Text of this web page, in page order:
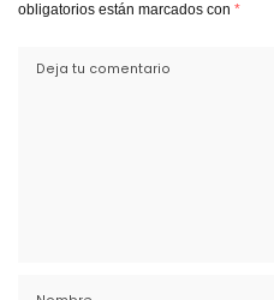
obligatorios están marcados con *